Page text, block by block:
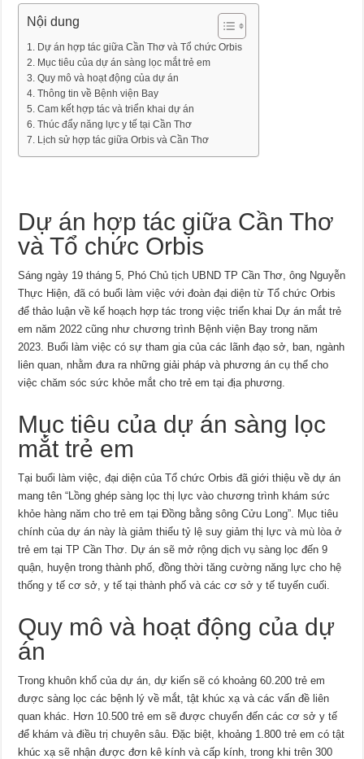
Nội dung
Dự án hợp tác giữa Cần Thơ và Tổ chức Orbis
Mục tiêu của dự án sàng lọc mắt trẻ em
Quy mô và hoạt động của dự án
Thông tin về Bệnh viện Bay
Cam kết hợp tác và triển khai dự án
Thúc đẩy năng lực y tế tại Cần Thơ
Lịch sử hợp tác giữa Orbis và Cần Thơ
Dự án hợp tác giữa Cần Thơ
và Tổ chức Orbis
Sáng ngày 19 tháng 5, Phó Chủ tịch UBND TP Cần Thơ, ông Nguyễn
Thực Hiện, đã có buổi làm việc với đoàn đại diện từ Tổ chức Orbis
để thảo luận về kế hoạch hợp tác trong việc triển khai Dự án mắt trẻ
em năm 2022 cũng như chương trình Bệnh viện Bay trong năm
2023. Buổi làm việc có sự tham gia của các lãnh đạo sở, ban, ngành
liên quan, nhằm đưa ra những giải pháp và phương án cụ thể cho
việc chăm sóc sức khỏe mắt cho trẻ em tại địa phương.
Mục tiêu của dự án sàng lọc
mắt trẻ em
Tại buổi làm việc, đại diện của Tổ chức Orbis đã giới thiệu về dự án
mang tên “Lồng ghép sàng lọc thị lực vào chương trình khám sức
khỏe hàng năm cho trẻ em tại Đồng bằng sông Cửu Long”. Mục tiêu
chính của dự án này là giảm thiểu tỷ lệ suy giảm thị lực và mù lòa ở
trẻ em tại TP Cần Thơ. Dự án sẽ mở rộng dịch vụ sàng lọc đến 9
quận, huyện trong thành phố, đồng thời tăng cường năng lực cho hệ
thống y tế cơ sở, y tế tại thành phố và các cơ sở y tế tuyến cuối.
Quy mô và hoạt động của dự
án
Trong khuôn khổ của dự án, dự kiến sẽ có khoảng 60.200 trẻ em
được sàng lọc các bệnh lý về mắt, tật khúc xạ và các vấn đề liên
quan khác. Hơn 10.500 trẻ em sẽ được chuyển đến các cơ sở y tế
để khám và điều trị chuyên sâu. Đặc biệt, khoảng 1.800 trẻ em có tật
khúc xạ sẽ nhận được đơn kê kính và cấp kính, trong khi trên 300